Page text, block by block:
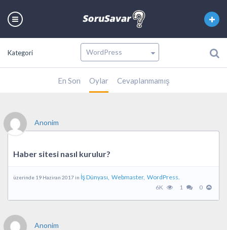
Kategori
En Son Oylar Cevaplanmamış
Anonim
Haber sitesi nasıl kurulur?
üzerinde 19 Haziran 2017 in İş Dünyası, Webmaster, WordPress.
6K
1 0
Anonim